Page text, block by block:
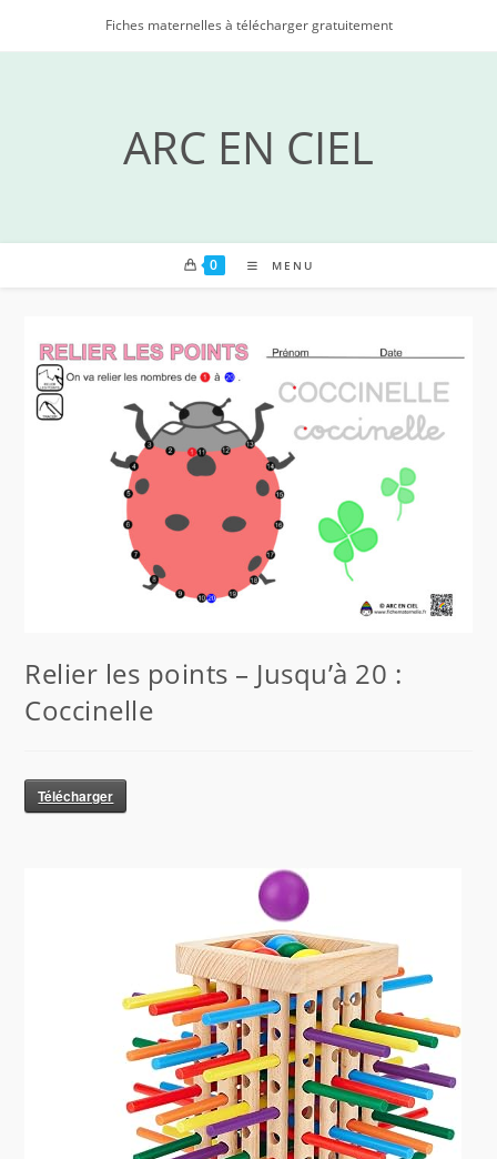
Fiches maternelles à télécharger gratuitement
ARC EN CIEL
0 MENU
Relier les points – Jusqu’à 20 :
Coccinelle
Télécharger